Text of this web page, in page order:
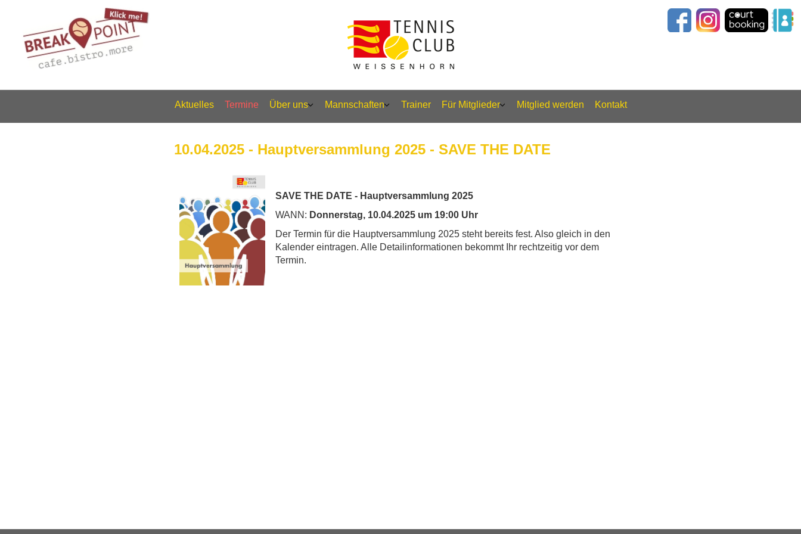
Aktuelles Termine Über uns Mannschaften Trainer Für Mitglieder Mitglied werden Kontakt
10.04.2025 - Hauptversammlung 2025 - SAVE THE DATE
SAVE THE DATE - Hauptversammlung 2025
WANN: Donnerstag, 10.04.2025 um 19:00 Uhr
Der Termin für die Hauptversammlung 2025 steht bereits fest. Also gleich in den
Kalender eintragen. Alle Detailinformationen bekommt Ihr rechtzeitig vor dem
Termin.